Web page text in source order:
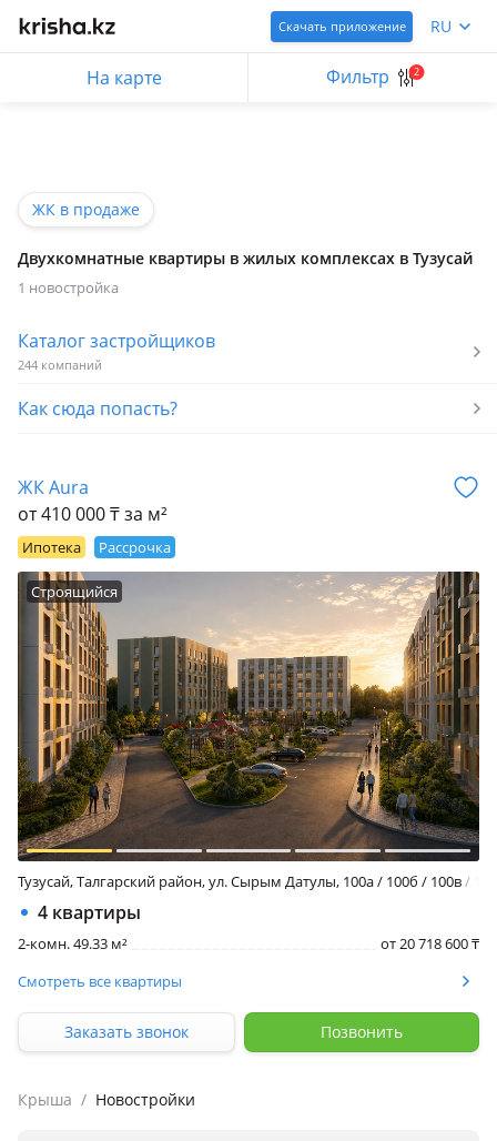
Скачать приложение RU
На карте Фильтр 2
ЖК в продаже
Двухкомнатные квартиры в жилых комплексах в Тузусай
1 новостройка
Каталог застройщиков
244 компаний
Как сюда попасть?
ЖК Aura
от 410 000 ₸ за м²
Ипотека Рассрочка
Строящийся
Тузусай, Талгарский район, ул. Сырым Датулы, 100а / 100б / 100в /
4 квартиры
2-комн. 49.33 м² от 20 718 600₸
Смотреть все квартиры
Заказать звонок Позвонить
Крыша / Новостройки